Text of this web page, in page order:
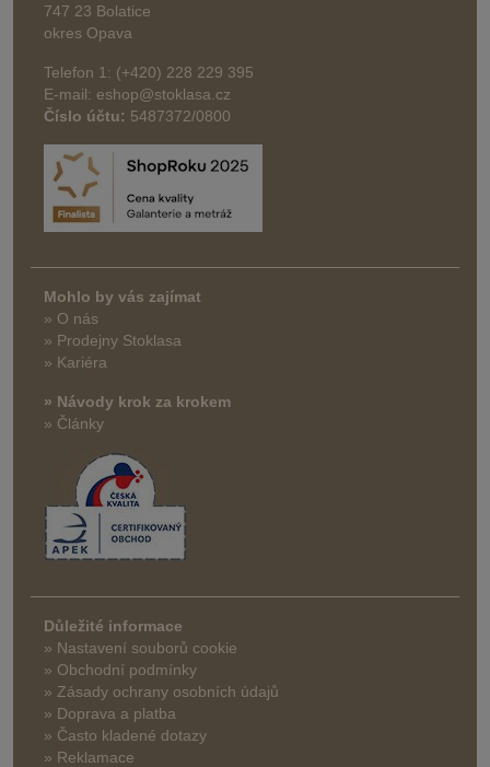
747 23 Bolatice
okres Opava
Telefon 1: (+420) 228 229 395
E-mail: eshop@stoklasa.cz
Číslo účtu: 5487372/0800
Mohlo by vás zajímat
» O nás
» Prodejny Stoklasa
» Kariéra
» Návody krok za krokem
» Články
Důležité informace
» Nastavení souborů cookie
» Obchodní podmínky
» Zásady ochrany osobních údajů
» Doprava a platba
» Často kladené dotazy
» Reklamace